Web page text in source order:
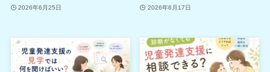
2026年6月25日 2026年6月17日